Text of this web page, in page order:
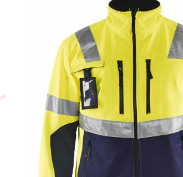
Binnenreclame
Drukwerk
Brievenbuspakketten
Blaklader
Flexfit